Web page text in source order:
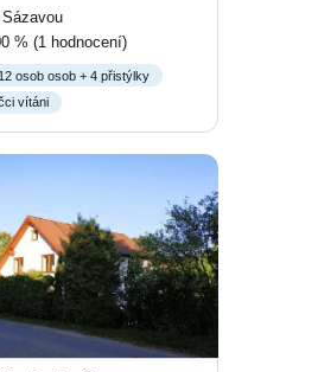
% (1 hodnocení)
12 osob osob + 4 přistýlky
vítáni